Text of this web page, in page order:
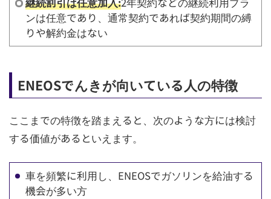
ンは任意であり、通常契約であれば契約期間の縛
りや解約金はない
ENEOSでんきが向いている人の特徴
ここまでの特徴を踏まえると、次のような方には検討
する価値があるといえます。
車を頻繁に利用し、ENEOSでガソリンを給油する
機会が多い方